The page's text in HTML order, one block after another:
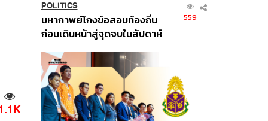
POLITICS
มหากาพย์โกงข้อสอบท้องถิ่น
ก่อนเดินหน้าสู่จุดจบในสัปดาห์
559